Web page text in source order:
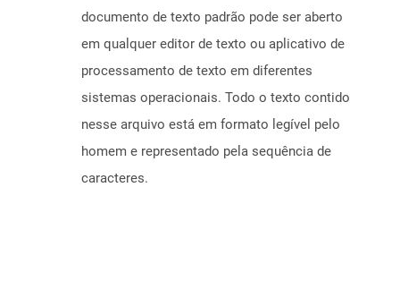
documento de texto padrão pode ser aberto
em qualquer editor de texto ou aplicativo de
processamento de texto em diferentes
sistemas operacionais. Todo o texto contido
nesse arquivo está em formato legível pelo
homem e representado pela sequência de
caracteres.